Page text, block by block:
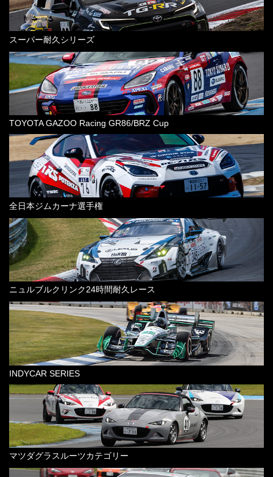
スーパー耐久シリーズ
TOYOTA GAZOO Racing GR86/BRZ Cup
全日本ジムカーナ選手権
ニュルブルクリンク24時間耐久レース
INDYCAR SERIES
マツダグラスルーツカテゴリー